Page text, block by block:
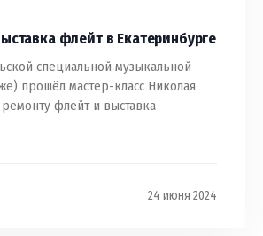
флейт в Екатеринбурге
специальной музыкальной
прошёл мастер-класс Николая
флейт и выставка
24 июня 2024